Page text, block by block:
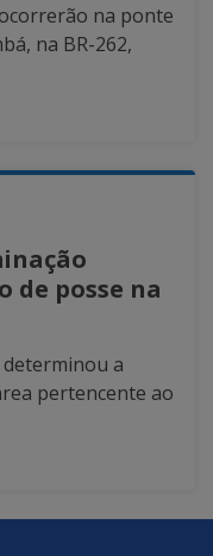
na ponte
na BR-262,
de posse na
determinou a
pertencente ao